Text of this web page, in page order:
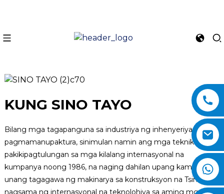
KUNG SINO TAYO
Bilang mga tagapanguna sa industriya ng inhenyeriya at
pagmamanupaktura, sinimulan namin ang mga teknikal na
pakikipagtulungan sa mga kilalang internasyonal na
kumpanya noong 1986, na naging dahilan upang kami ang
unang tagagawa ng makinarya sa konstruksyon na Tsino na
nagsama ng internasyonal na teknolohiya sa aming mga